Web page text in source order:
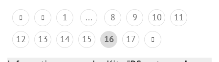
1 ... 8 9 10
11
12
13 14 15 16 17